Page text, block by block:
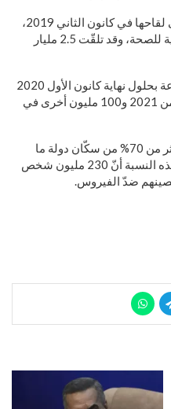
وبدأت هذه الشركة الفتيّة العمل على لقاحها في كانون الثاني 2019،
بالتعاون مع المعاهد الوطنية الأميركية للصحة، وقد تلقّت 2.5 مليار
ووعدت موديرنا بتوزيع 20 مليون جرعة بحلول نهاية كانون الأول 2020
ثم 80 مليوناً إضافية في الربع الأول من 2021 و100 مليون أخرى في
ويعتبر خبراء الأوبئة أنّه يجب تلقيح أكثر من 70% من سكّان دولة ما
لوقف تفشّي الفيروس فيها. وتعني هذه النسبة أنّ 230 مليون شخص
ضدّ الفيروس.